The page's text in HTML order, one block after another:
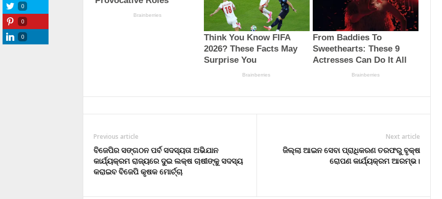
Previous article
ବିଜେପିର ସଙ୍ଗଠନ ପର୍ବ ସଦସ୍ୟତା ଅଭିଯାନ
କାର୍ଯ୍ୟକ୍ରମ ରାଜ୍ୟରେ ଦୁଇ ଲକ୍ଷ ଚାଷୀଙ୍କୁ ସଦସ୍ୟ
କରାଇବ ବିଜେପି କୃଷକ ମୋର୍ଚ୍ଚା
Next article
ଜିଲ୍ଲା ଆଇନ ସେବା ପ୍ରାଧିକରଣ ତରଫରୁ ବୃକ୍ଷ
ରୋପଣ କାର୍ଯ୍ୟକ୍ରମ ଆରମ୍ଭ।
0
0
0